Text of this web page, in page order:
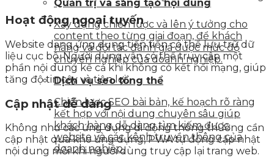
Quản trị và sáng tạo nội dung
Xây dựng chiến lược và lên ý tưởng cho
content theo từng giai đoạn, để khách
hàng và đối tác đánh giá được mức độ
chuyên nghiệp của doanh nghiệp.
Dịch vụ seo tổng thể
Chiến lược SEO bài bản, kế hoạch rõ ràng
kết hợp với nội dung chuyên sâu giúp
khách hàng dễ dàng tìm kiếm được
website và các kênh truyền thông của
doanh nghiệp.
Hoạt động ngoại tuyến
Website dạng ứng dụng tiến tiến có thể lưu trữ dữ
liệu cục bộ. Người dùng vẫn có thể truy cập một
phần nội dung kể cả khi không có kết nối mạng, giúp
tăng độ tin cậy và tiện lợi.
Cập nhật dễ dàng
Không như các ứng dụng di động thông thường cần
cập nhật qua kho ứng dụng, PWA tự động cập nhật
nội dung mỗi khi người dùng truy cập lại trang web.